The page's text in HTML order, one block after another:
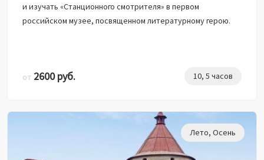
и изучать «Станционного смотрителя» в первом
российском музее, посвященном литературному герою.
от 2600 руб. 10, 5 часов
Лето, Осень